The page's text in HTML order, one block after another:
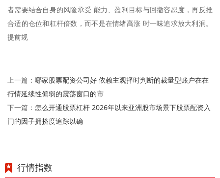
者需要结合自身的风险承受 能力、盈利目标与回撤容忍度，再反推
合适的仓位和杠杆倍数，而不是在情绪高涨 时一味追求放大利润。
提前规
上一篇： 哪家股票配资公司好 依赖主观择时判断的裁量型账户在在
行情延续性偏弱的震荡窗口的市
下一篇： 怎么开通股票杠杆 2026年以来亚洲股市场景下股票配资入
门的因子拥挤度追踪以确
行情指数